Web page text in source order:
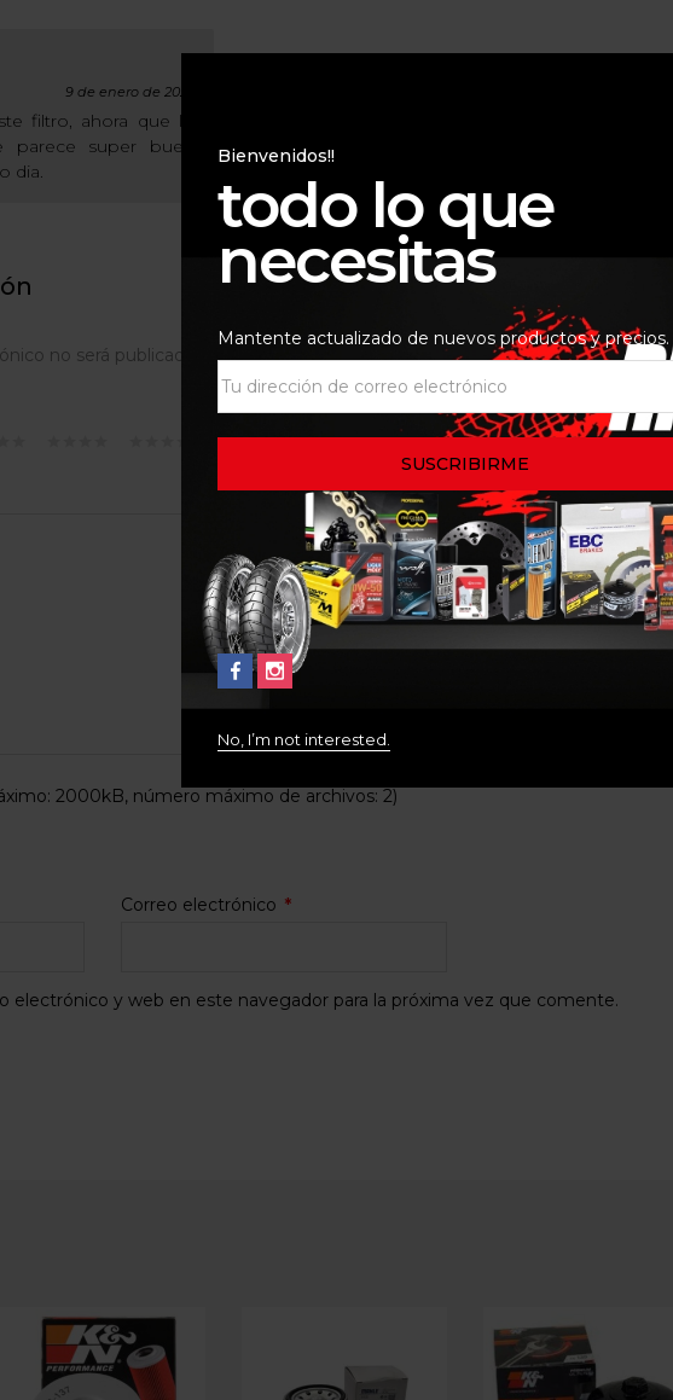
9 de enero de 2026
filtro, ahora que lo
super buen
dia.
no será publicada.
Los campos obligatorios
2000kB, número máximo de archivos: 2)
Correo electrónico *
electrónico y web en este navegador para la próxima vez que comente.
Bienvenidos!!
todo lo que
necesitas
Mantente actualizado de nuevos productos y precios.
No, I’m not interested.